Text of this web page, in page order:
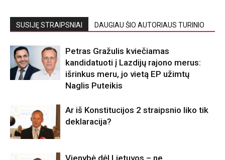
SUSIJĘ STRAIPSNIAI DAUGIAU ŠIO AUTORIAUS TURINIO
Petras Gražulis kviečiamas
kandidatuoti į Lazdijų rajono merus:
išrinkus meru, jo vietą EP užimtų
Naglis Puteikis
Ar iš Konstitucijos 2 straipsnio liko tik
deklaracija?
Vienybė dėl Lietuvos – ne